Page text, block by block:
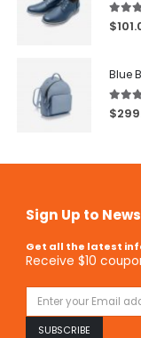
5.00
$
Blue
5.00
$
Sign Up to
Get all the latest
Receive $10